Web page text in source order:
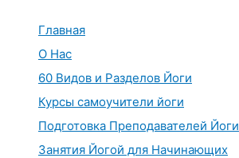
Главная
О Нас
60 Видов и Разделов Йоги
Курсы самоучители йоги
Подготовка Преподавателей Йоги
Занятия Йогой для Начинающих